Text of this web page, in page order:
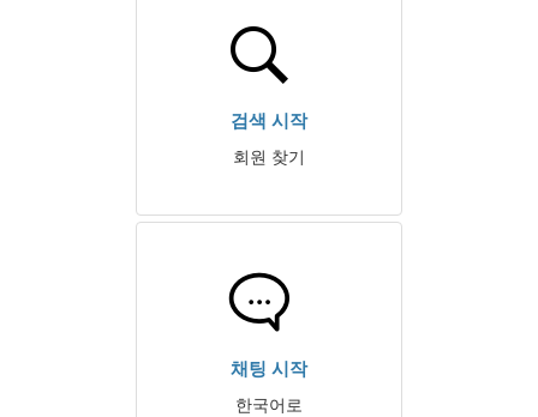
검색 시작
회원 찾기
채팅 시작
한국어로